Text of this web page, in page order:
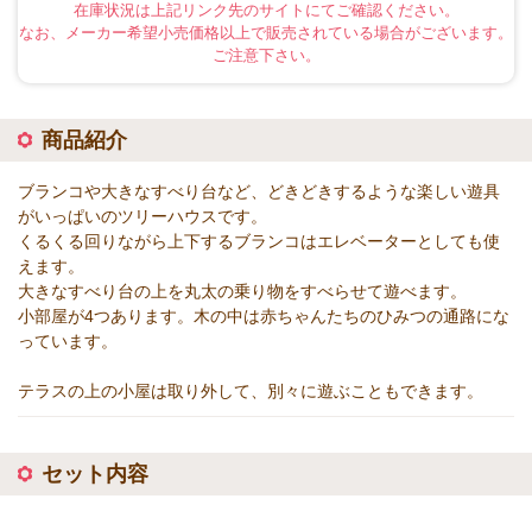
在庫状況は上記リンク先のサイトにてご確認ください。
なお、メーカー希望小売価格以上で販売されている場合がございます。
ご注意下さい。
商品紹介
ブランコや大きなすべり台など、どきどきするような楽しい遊具
がいっぱいのツリーハウスです。
くるくる回りながら上下するブランコはエレベーターとしても使
えます。
大きなすべり台の上を丸太の乗り物をすべらせて遊べます。
小部屋が4つあります。木の中は赤ちゃんたちのひみつの通路にな
っています。
テラスの上の小屋は取り外して、別々に遊ぶこともできます。
セット内容